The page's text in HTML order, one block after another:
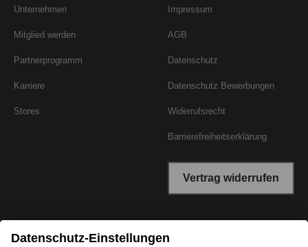
Unternehmen
Mitglied werden
Partnerprogramm
Karriere
Stores
Impressum
AGB
Datenschutz
Datenschutz Bewerbungen
Widerrufsrecht
Barrierefreiheitserklärung
Vertrag widerrufen